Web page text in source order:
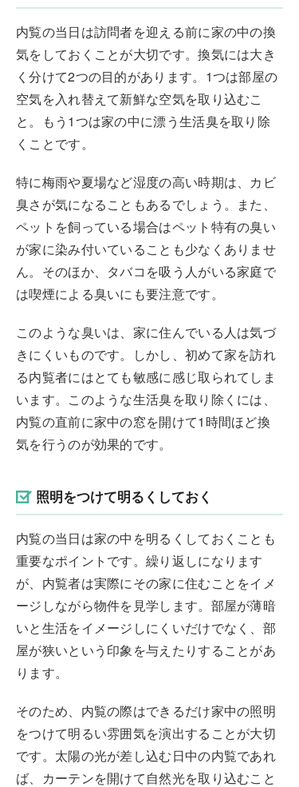
内覧の当日は訪問者を迎える前に家の中の換
気をしておくことが大切です。換気には大き
く分けて2つの目的があります。1つは部屋の
空気を入れ替えて新鮮な空気を取り込むこ
と。もう1つは家の中に漂う生活臭を取り除
くことです。
特に梅雨や夏場など湿度の高い時期は、カビ
臭さが気になることもあるでしょう。また、
ペットを飼っている場合はペット特有の臭い
が家に染み付いていることも少なくありませ
ん。そのほか、タバコを吸う人がいる家庭で
は喫煙による臭いにも要注意です。
このような臭いは、家に住んでいる人は気づ
きにくいものです。しかし、初めて家を訪れ
る内覧者にはとても敏感に感じ取られてしま
います。このような生活臭を取り除くには、
内覧の直前に家中の窓を開けて1時間ほど換
気を行うのが効果的です。
照明をつけて明るくしておく
内覧の当日は家の中を明るくしておくことも
重要なポイントです。繰り返しになります
が、内覧者は実際にその家に住むことをイメ
ージしながら物件を見学します。部屋が薄暗
いと生活をイメージしにくいだけでなく、部
屋が狭いという印象を与えたりすることがあ
ります。
そのため、内覧の際はできるだけ家中の照明
をつけて明るい雰囲気を演出することが大切
です。太陽の光が差し込む日中の内覧であれ
ば、カーテンを開けて自然光を取り込むこと